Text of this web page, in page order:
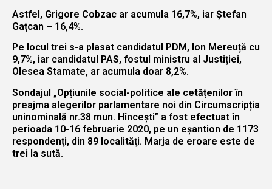
Astfel, Grigore Cobzac ar acumula 16,7%, iar Ștefan
Gațcan – 16,4%.
Pe locul trei s-a plasat candidatul PDM, Ion Mereuță cu
9,7%, iar candidatul PAS, fostul ministru al Justiției,
Olesea Stamate, ar acumula doar 8,2%.
Sondajul „Opțiunile social-politice ale cetățenilor în
preajma alegerilor parlamentare noi din Circumscripția
uninominală nr.38 mun. Hîncești” a fost efectuat în
perioada 10-16 februarie 2020, pe un eşantion de 1173
respondenţi, din 89 localităţi. Marja de eroare este de
trei la sută.